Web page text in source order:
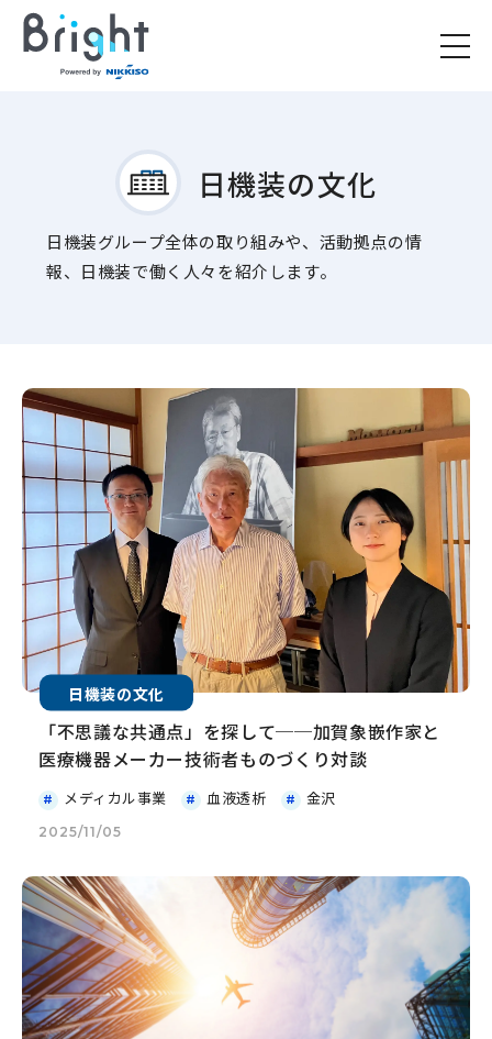
日機装の文化
日機装グループ全体の取り組みや、活動拠点の情
報、日機装で働く人々を紹介します。
日機装の文化
「不思議な共通点」を探して──加賀象嵌作家と
医療機器メーカー技術者ものづくり対談
メディカル事業 血液透析 金沢
2025/11/05